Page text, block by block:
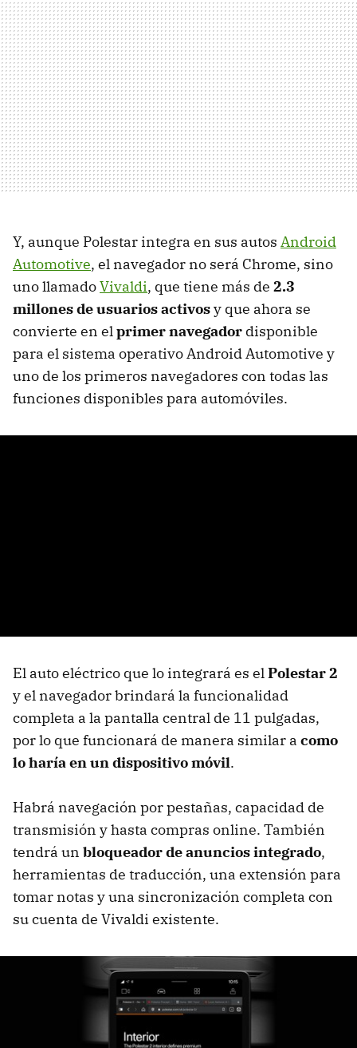
Y, aunque Polestar integra en sus autos Android
Automotive, el navegador no será Chrome, sino
uno llamadoVivaldi, que tiene más de 2.3
millones de usuarios activosy que ahora se
convierte en elprimer navegador disponible
para el sistema operativo Android Automotive y
uno de los primeros navegadores con todas las
funciones disponibles para automóviles.
El auto eléctrico que lo integrará es elPolestar 2
y el navegador brindará la funcionalidad
completa a la pantalla central de 11 pulgadas,
por lo que funcionará de manera similar a como
lo haría en un dispositivo móvil.
Habrá navegación por pestañas, capacidad de
transmisión y hasta compras online. También
tendrá un bloqueador de anuncios integrado,
herramientas de traducción, una extensión para
tomar notas y una sincronización completa con
su cuenta de Vivaldi existente.